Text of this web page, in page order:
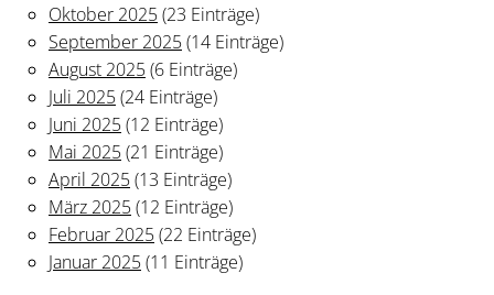
Oktober 2025(23 Einträge)
September 2025(14 Einträge)
August 2025(6 Einträge)
Juli 2025(24 Einträge)
Juni 2025(12 Einträge)
Mai 2025(21 Einträge)
April 2025(13 Einträge)
März 2025(12 Einträge)
Februar 2025(22 Einträge)
Januar 2025(11 Einträge)